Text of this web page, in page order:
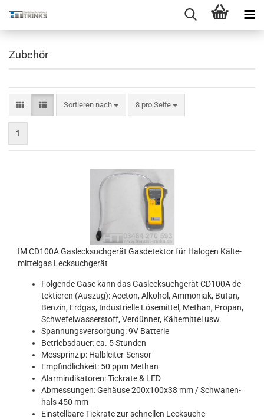
Zubehör
Sortieren nach 8 pro Seite
1
IM CD100A Gas­leck­such­ge­rät Gas­de­tek­tor für Ha­lo­gen Käl­te­
mit­tel­gas Leck­such­ge­rät
Fol­gen­de Gase kann das Gas­leck­such­ge­rät CD100A de­
tek­tie­ren (Aus­zug): Ace­ton, Al­ko­hol, Am­mo­ni­ak, Butan,
Ben­zin, Erd­gas, In­dus­tri­el­le Lö­se­mit­tel, Me­than, Pro­pan,
Schwe­fel­was­ser­stoff, Ver­dün­ner, Käl­te­mit­tel usw.
Span­nungs­ver­sor­gung: 9V Bat­te­rie
Be­triebs­dau­er: ca. 5 Stun­den
Mess­prin­zip: Halbleiter-​Sensor
Emp­find­lich­keit: 50 ppm Me­than
Alar­m­in­di­ka­to­ren: Tick­ra­te & LED
Ab­mes­sun­gen: Ge­häu­se 200x100x38 mm / Schwa­nen­
hals 450 mm
Ein­stell­ba­re Tick­ra­te zur schnel­len Leck­su­che